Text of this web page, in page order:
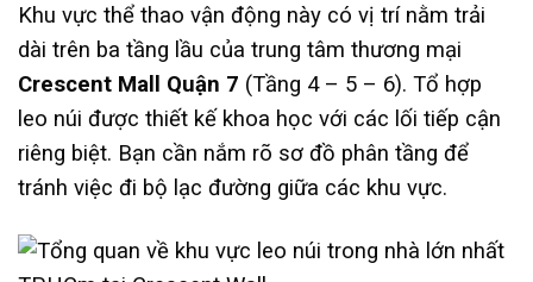
Khu vực thể thao vận động này có vị trí nằm trải
dài trên ba tầng lầu của trung tâm thương mại
Crescent Mall Quận 7 (Tầng 4 – 5 – 6). Tổ hợp
leo núi được thiết kế khoa học với các lối tiếp cận
riêng biệt. Bạn cần nắm rõ sơ đồ phân tầng để
tránh việc đi bộ lạc đường giữa các khu vực.